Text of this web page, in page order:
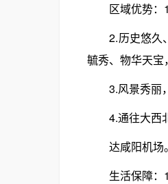
区域优势：1.
2.历史悠久、
毓秀、物华天宝
3.风景秀丽，
4.通往大西北
达咸阳机场。
生活保障：1.